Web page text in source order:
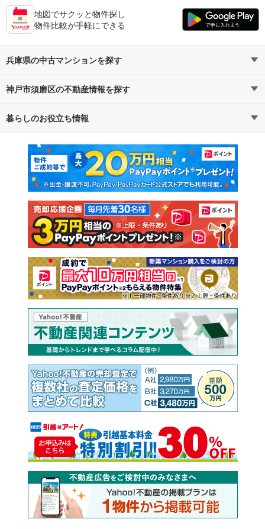
地図でサクッと物件探し
物件比較が手軽にできる
兵庫県の中古マンションを探す
路線・駅から探す
通勤・通学時間から探す
神戸市須磨区の不動産情報を探す
不動産・住宅
新築マンション 中古マンション
新築一戸建て 中古一戸建て
注文住宅 土地
売却査定
暮らしのお役立ち情報
マンションカタログ 教えて！住まいの先生